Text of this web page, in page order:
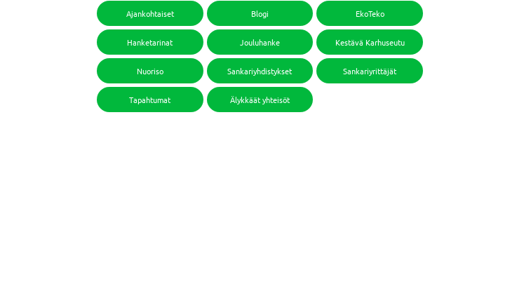
Ajankohtaiset Blogi EkoTeko
Hanketarinat Jouluhanke Kestävä Karhuseutu
Nuoriso Sankariyhdistykset Sankariyrittäjät
Tapahtumat Älykkäät yhteisöt